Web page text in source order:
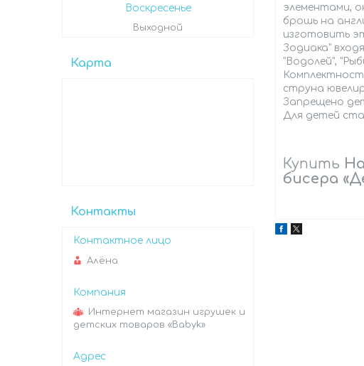
элементами,
брошь на
изготовить
Зодиака"
"Водолей",
струна
Запрещено
Для детей
Купить
бисера
Воскресенье
Выходной
Карта
Контакты
Алёна
Интернет магазин игрушек и
детских товаров «Babyk»